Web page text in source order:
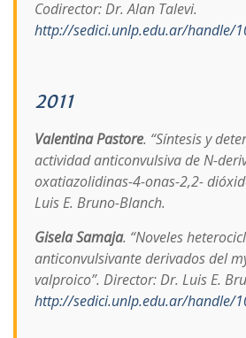
Codirector: Dr. Alan Talevi.
http://sedici.unlp.edu.ar/handle/
2011
Valentina Pastore. “Síntesis y
actividad anticonvulsiva de N-
oxatiazolidinas-4-onas-2,2-
Luis E. Bruno-Blanch.
Gisela Samaja. “Noveles
anticonvulsivante derivados del
valproico”. Director: Dr. Luis E.
http://sedici.unlp.edu.ar/handle/